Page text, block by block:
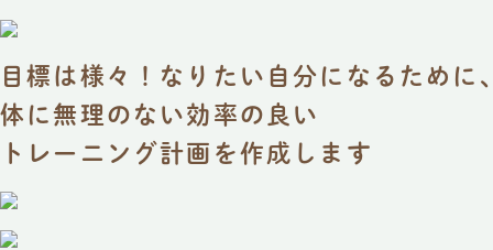
目標は様々！なりたい自分になるために
体に無理のない効率の良い
トレーニング計画を作成します